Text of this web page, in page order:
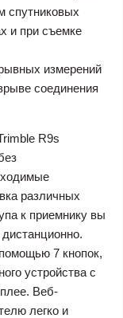
спутниковых
и при съемке
измерений
соединения
R9s
различных
к приемнику вы
7 кнопок,
устройства с
Веб-
легко и